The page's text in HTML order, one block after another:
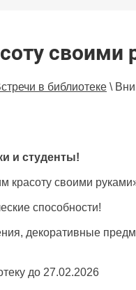
своими
в библиотеке \
и студенты!
красоту своими
способности!
декоративные
до 27.02.2026